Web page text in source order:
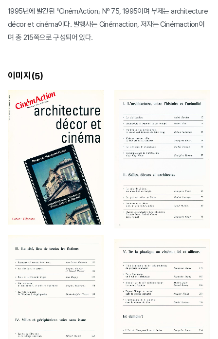
1995년에 발간된 『CinémAction』 Nº 75, 1995이며 부제는 architecture
décor et cinéma이다. 발행사는 Cinémaction, 저자는 Cinémaction이
며 총 215쪽으로 구성되어 있다.
이미지(5)